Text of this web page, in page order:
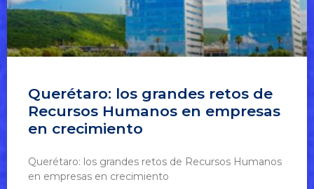
Querétaro: los grandes retos de
Recursos Humanos en empresas
en crecimiento
Querétaro: los grandes retos de Recursos Humanos
en empresas en crecimiento